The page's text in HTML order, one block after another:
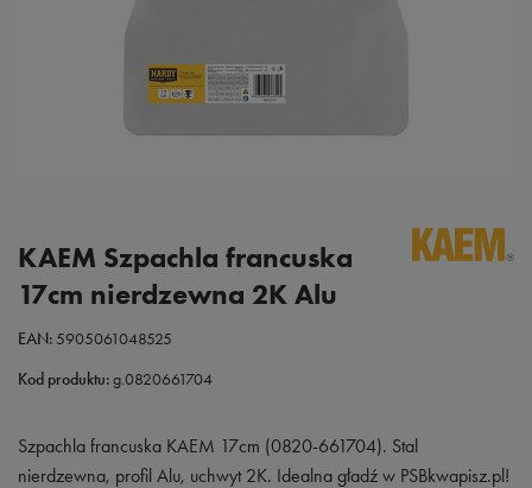
KAEM Szpachla francuska
17cm nierdzewna 2K Alu
EAN:5905061048525
Kod produktu:g.0820661704
Szpachla francuska KAEM 17cm (0820-661704). Stal
nierdzewna, profil Alu, uchwyt 2K. Idealna gładź w PSBkwapisz.pl!